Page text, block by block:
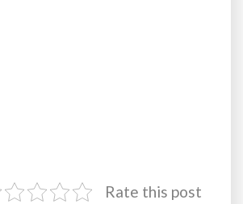
Rate this post